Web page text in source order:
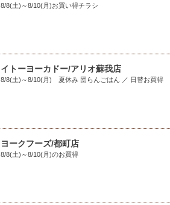
8/8(土)～8/10(月)お買い得チラシ
イトーヨーカドー/アリオ蘇我店
8/8(土)～8/10(月) 夏休み 団らんごはん ／ 日替お買得
ヨークフーズ/都町店
8/8(土)～8/10(月)のお買得